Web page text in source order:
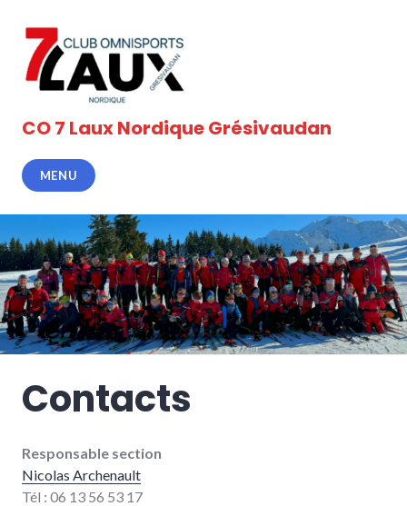
contenu
principal
CO 7 Laux Nordique Grésivaudan
MENU
Contacts
Responsable section
Nicolas Archenault
Tél : 06 13 56 53 17